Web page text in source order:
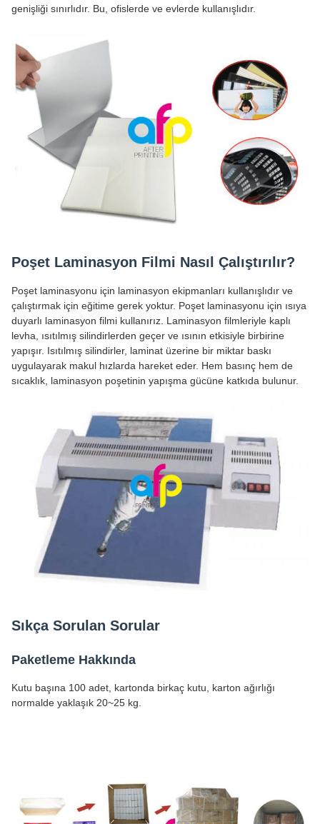
genişliği sınırlıdır. Bu, ofislerde ve evlerde kullanışlıdır.
Poşet Laminasyon Filmi Nasıl Çalıştırılır?
Poşet laminasyonu için laminasyon ekipmanları kullanışlıdır ve
çalıştırmak için eğitime gerek yoktur. Poşet laminasyonu için ısıya
duyarlı laminasyon filmi kullanırız. Laminasyon filmleriyle kaplı
levha, ısıtılmış silindirlerden geçer ve ısının etkisiyle birbirine
yapışır. Isıtılmış silindirler, laminat üzerine bir miktar baskı
uygulayarak makul hızlarda hareket eder. Hem basınç hem de
sıcaklık, laminasyon poşetinin yapışma gücüne katkıda bulunur.
Sıkça Sorulan Sorular
Paketleme Hakkında
Kutu başına 100 adet, kartonda birkaç kutu, karton ağırlığı
normalde yaklaşık 20~25 kg.